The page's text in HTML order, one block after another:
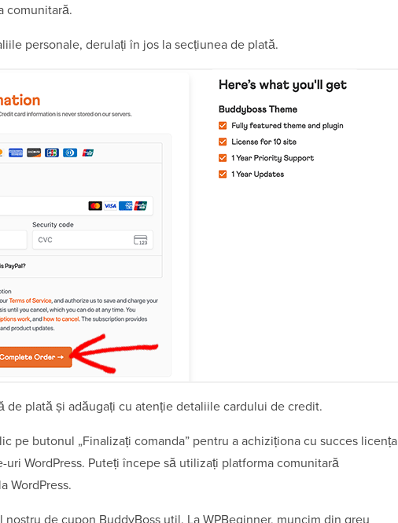
comunitară.
personale, derulați în jos la secțiunea de plată.
de plată și adăugați cu atenție detaliile cardului de credit.
pe butonul „Finalizați comanda” pentru a achiziționa cu succes licența
uri WordPress. Puteți începe să utilizați platforma comunitară
WordPress.